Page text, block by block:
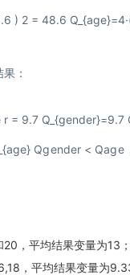
) 2 = 48.6
：
r = 9.7 Q_{gender}=9.7
Qgender < Qage
，平均结果变量为13
，平均结果变量为